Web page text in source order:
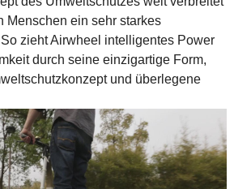
Menschen ein sehr starkes
zieht Airwheel intelligentes Power
durch seine einzigartige Form,
und überlegene